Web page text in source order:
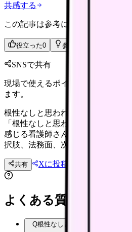
共感する
この記事は参考になりましたか？
役立った0 参考になった
SNSで共有
現場で使えるポイントを、同僚や
ます。
根性なしと思われたくなくて辞め
「根性なしと思われたくなくて辞
感じる看護師さんへ。退職前に確
択肢、法務面、次の職場条件を整
共有 Xに投稿
よくある質問
Q根性なしと思われたくなくて辞